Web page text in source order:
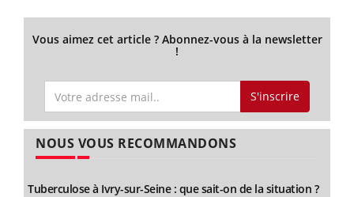
Vous aimez cet article ? Abonnez-vous à la newsletter
!
S'inscrire
NOUS VOUS RECOMMANDONS
Tuberculose à Ivry-sur-Seine : que sait-on de la situation ?